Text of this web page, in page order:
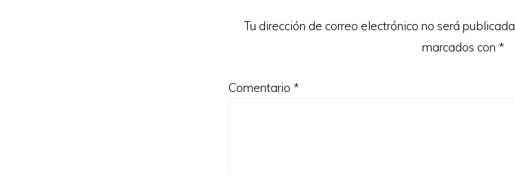
lectores
Tu dirección de correo electrónico no será publicada.
marcados con *
Comentario *